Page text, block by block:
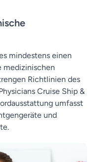
mindestens einen
medizinischen
Richtlinien des
Cruise Ship &
umfasst
und